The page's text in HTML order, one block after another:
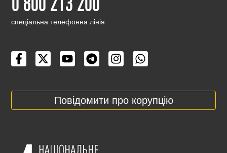
cпеціальна телефонна лінія
Повідомити про корупцію